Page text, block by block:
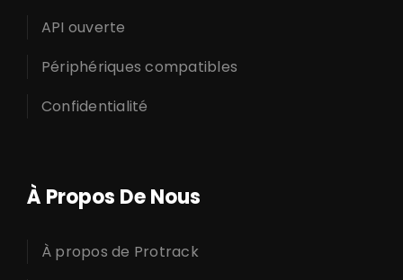
API ouverte
Périphériques compatibles
Confidentialité
À Propos De Nous
À propos de Protrack